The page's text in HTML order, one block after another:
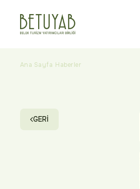
Ana Sayfa Haberler
GERİ